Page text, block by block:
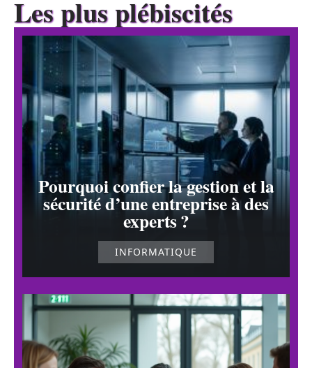
Les plus plébiscités
Pourquoi confier la gestion et la
sécurité d’une entreprise à des
experts ?
INFORMATIQUE